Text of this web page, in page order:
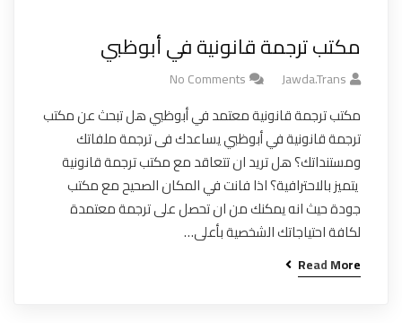
مكتب ترجمة قانونية في أبوظبي
Jawda.trans
No Comments
مكتب ترجمة قانونية معتمد في أبوظبي هل تبحث عن مكتب
ترجمة قانونية في أبوظبي يساعدك فى ترجمة ملفاتك
ومستنداتك؟ هل تريد ان تتعاقد مع مكتب ترجمة قانونية
يتميز بالاحترافية؟ اذا فانت في المكان الصحيح مع مكتب
جودة حيث انه يمكنك من ان تحصل على ترجمة معتمدة
لكافة احتياجاتك الشخصية بأعلى…
Read More